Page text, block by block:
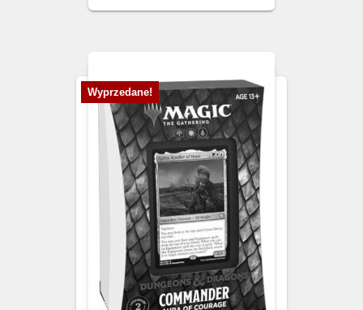
Wyprzedane!